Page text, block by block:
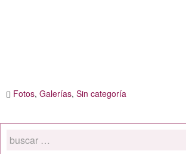
Fotos, Galerías, Sin categoría
Buscar
por